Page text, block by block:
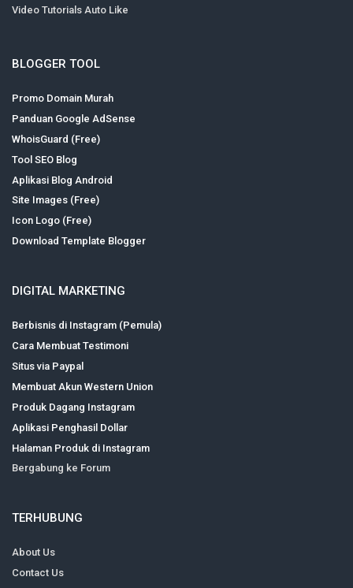
Video Tutorials Auto Like
BLOGGER TOOL
Promo Domain Murah
Panduan Google AdSense
WhoisGuard (Free)
Tool SEO Blog
Aplikasi Blog Android
Site Images (Free)
Icon Logo (Free)
Download Template Blogger
DIGITAL MARKETING
Berbisnis di Instagram (Pemula)
Cara Membuat Testimoni
Situs via Paypal
Membuat Akun Western Union
Produk Dagang Instagram
Aplikasi Penghasil Dollar
Halaman Produk di Instagram
Bergabung ke Forum
TERHUBUNG
About Us
Contact Us